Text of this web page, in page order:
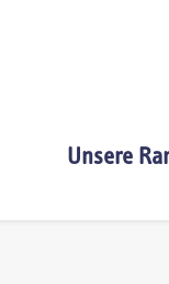
Unsere